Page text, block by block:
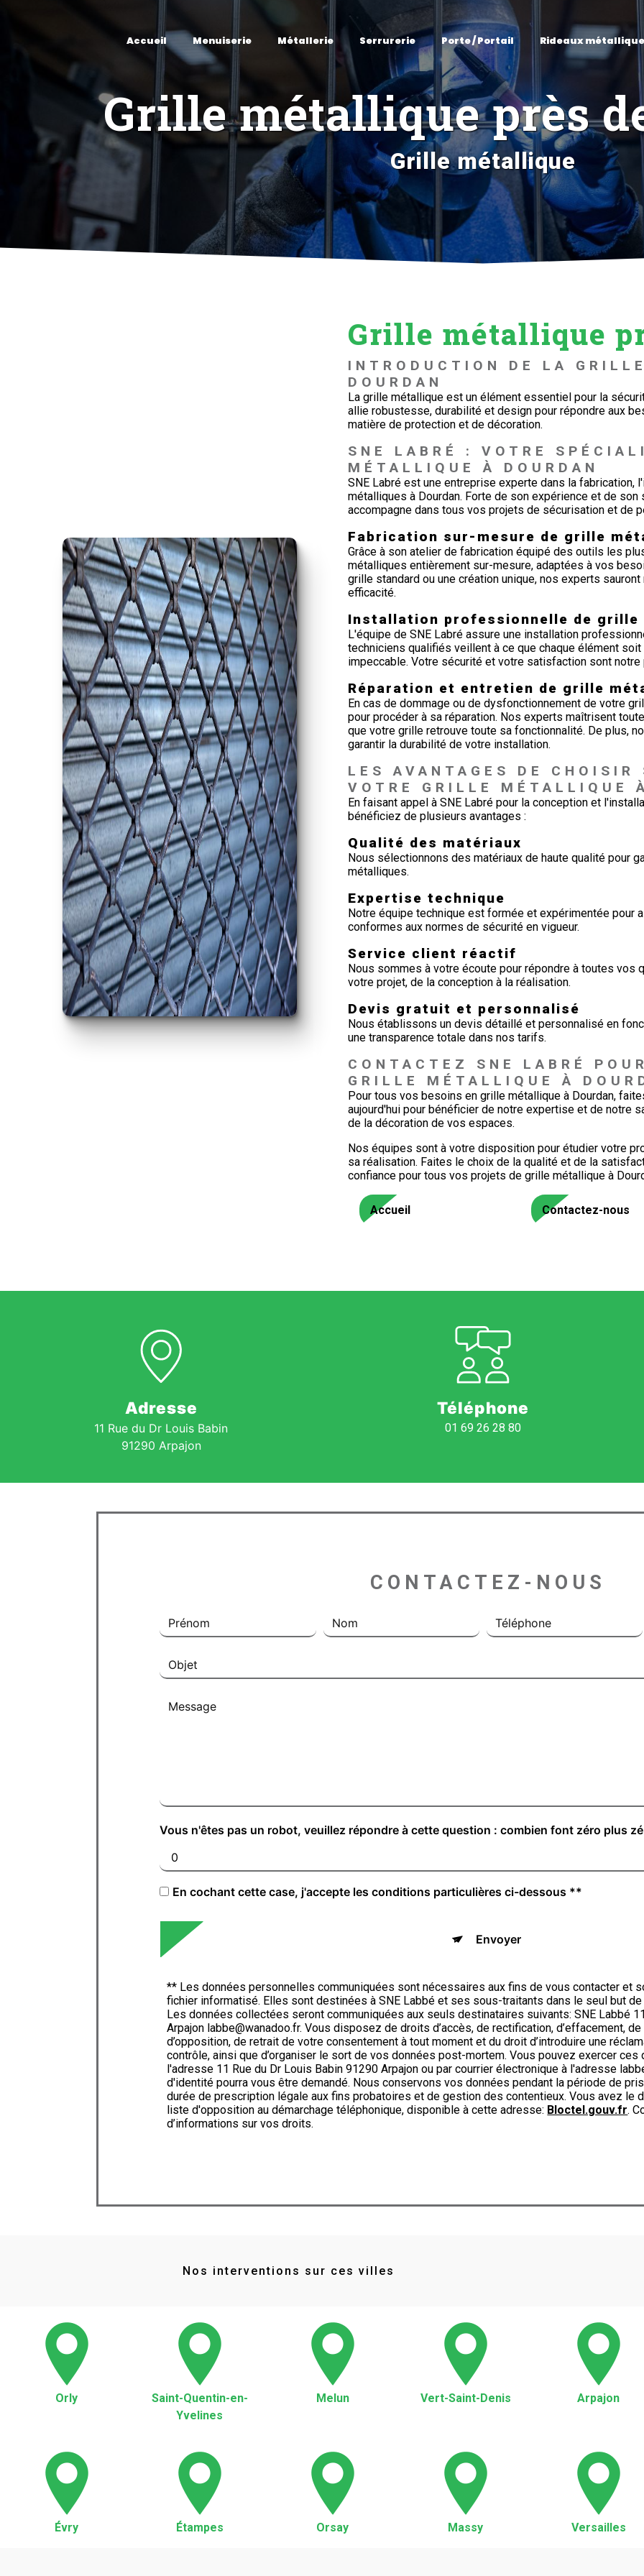
Accueil Menuiserie Métallerie Serrurerie Porte / Portail Rideaux
Grille métallique près
Grille métallique
Grille métallique
INTRODUCTION DE LA
DOURDAN
La grille métallique est un élément essentiel pour la
allie robustesse, durabilité et design pour répondre aux
matière de protection et de décoration.
SNE LABRÉ : VOTRE
MÉTALLIQUE À DOURDAN
SNE Labré est une entreprise experte dans la fabrication,
métalliques à Dourdan. Forte de son expérience et de
accompagne dans tous vos projets de sécurisation et de
Fabrication sur-mesure de grille
Grâce à son atelier de fabrication équipé des outils les
métalliques entièrement sur-mesure, adaptées à vos
grille standard ou une création unique, nos experts
efficacité.
Installation professionnelle de grille
L'équipe de SNE Labré assure une installation
techniciens qualifiés veillent à ce que chaque élément
impeccable. Votre sécurité et votre satisfaction sont notre
Réparation et entretien de grille
En cas de dommage ou de dysfonctionnement de votre
pour procéder à sa réparation. Nos experts maîtrisent
que votre grille retrouve toute sa fonctionnalité. De plus,
garantir la durabilité de votre installation.
LES AVANTAGES DE
VOTRE GRILLE MÉTALLIQUE
En faisant appel à SNE Labré pour la conception et
bénéficiez de plusieurs avantages :
Qualité des matériaux
Nous sélectionnons des matériaux de haute qualité pour
métalliques.
Expertise technique
Notre équipe technique est formée et expérimentée pour
conformes aux normes de sécurité en vigueur.
Service client réactif
Nous sommes à votre écoute pour répondre à toutes vos
votre projet, de la conception à la réalisation.
Devis gratuit et personnalisé
Nous établissons un devis détaillé et personnalisé en
une transparence totale dans nos tarifs.
CONTACTEZ SNE LABRÉ
GRILLE MÉTALLIQUE À
Pour tous vos besoins en grille métallique à Dourdan,
aujourd'hui pour bénéficier de notre expertise et de notre
de la décoration de vos espaces.
Nos équipes sont à votre disposition pour étudier votre
sa réalisation. Faites le choix de la qualité et de la
confiance pour tous vos projets de grille métallique à
Accueil Contactez-nous
Adresse
11 Rue du Dr Louis Babin
91290 Arpajon
Téléphone
01 69 26 28 80
CONTACTEZ-NOUS
Vous n'êtes pas un robot, veuillez répondre à cette question : combien font zéro plus
En cochant cette case, j'accepte les conditions particulières ci-dessous **
Envoyer
** Les données personnelles communiquées sont nécessaires aux fins de vous contacter et
fichier informatisé. Elles sont destinées à SNE Labbé et ses sous-traitants dans le seul but
Les données collectées seront communiquées aux seuls destinataires suivants: SNE Labbé
Arpajon labbe@wanadoo.fr. Vous disposez de droits d’accès, de rectification, d’effacement,
d’opposition, de retrait de votre consentement à tout moment et du droit d’introduire une
contrôle, ainsi que d’organiser le sort de vos données post-mortem. Vous pouvez exercer
l'adresse 11 Rue du Dr Louis Babin 91290 Arpajon ou par courrier électronique à l'adresse
d'identité pourra vous être demandé. Nous conservons vos données pendant la période de
durée de prescription légale aux fins probatoires et de gestion des contentieux. Vous avez le
liste d'opposition au démarchage téléphonique, disponible à cette adresse: Bloctel.gouv.fr.
d’informations sur vos droits.
Nos interventions sur ces villes
Orly
Saint-Quentin-en-
Yvelines
Melun Vert-Saint-Denis Arpajon
Évry Étampes Orsay Massy Versailles